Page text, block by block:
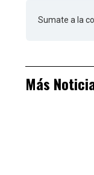
Sumate a la
Más